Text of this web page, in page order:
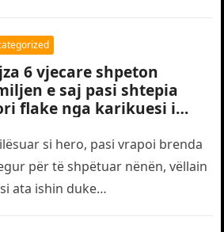
6 vjecare shpeton
e saj pasi shtepia
flake nga karikuesi i
si hero, pasi vrapoi brenda
për të shpëtuar nënën, vëllain
ata ishin duke…